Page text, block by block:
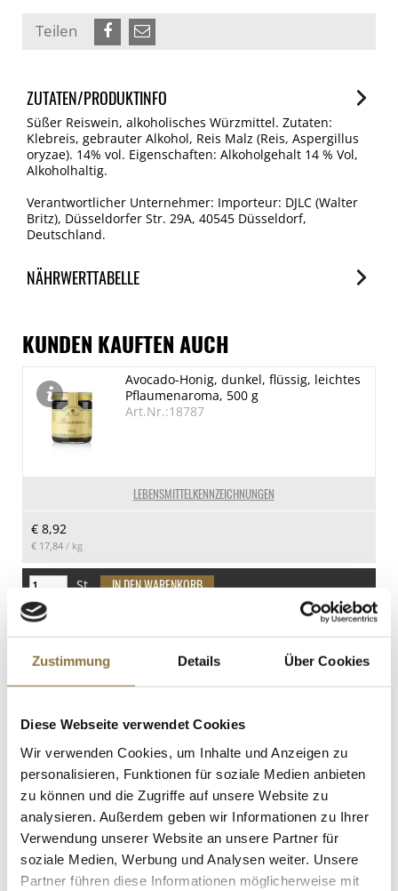
Zustimmung Details Über Cookies
Diese Webseite verwendet Cookies
Wir verwenden Cookies, um Inhalte und Anzeigen zu
personalisieren, Funktionen für soziale Medien anbieten
zu können und die Zugriffe auf unsere Website zu
analysieren. Außerdem geben wir Informationen zu Ihrer
Verwendung unserer Website an unsere Partner für
soziale Medien, Werbung und Analysen weiter. Unsere
Partner führen diese Informationen möglicherweise mit
Teilen
ZUTATEN/PRODUKTINFO
Süßer Reiswein, alkoholisches Würzmittel. Zutaten:
Klebreis, gebrauter Alkohol, Reis Malz (Reis, Aspergillus
oryzae). 14% vol. Eigenschaften: Alkoholgehalt 14 % Vol,
Alkoholhaltig.
Verantwortlicher Unternehmer: Importeur: DJLC (Walter
Britz), Düsseldorfer Str. 29A, 40545 Düsseldorf,
Deutschland.
NÄHRWERTTABELLE
je 100ml
Brennwert
1213 kJ/290 kcal
Fett
0 g
52.1 g
32.3 g
Eiweiß
0.4 g
Salz
0 g
KUNDEN KAUFTEN AUCH
LEBENSMITTELKENNZEICHNUNGEN
Avocado-Honig, dunkel, flüssig, leichtes
Pflaumenaroma, 500 g
Art.Nr.:18787
€ 8,92
€ 17,84 / kg
St.
LEBENSMITTELKENNZEICHNUNGEN
Paradieskörner - Guinea-, Melegue-,
Malagetta-, Maniguette Pfeffer, 250 g
Art.Nr.:15923
€ 17,33
€ 69,32/ kg
St.
Sanbaizu - Bonito-Essig (Dashiessig),